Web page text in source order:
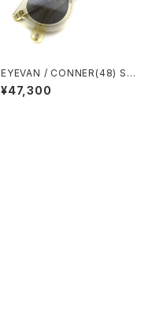
EYEVAN / CONNER(48) Sun
/ ECR - GRY エクリュ・クリア
- グレーレンズ フレンチヴィン
¥47,300